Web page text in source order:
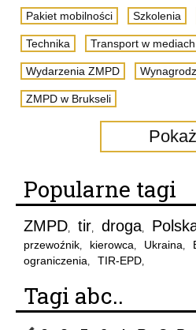
Pakiet mobilności Szkolenia
Technika Transport w mediach
Wydarzenia ZMPD
ZMPD w Brukseli
Pokaż
Popularne tagi
ZMPD tir droga
przewoźnik kierowca Ukraina
ograniczenia TIR-EPD
Tagi abc..